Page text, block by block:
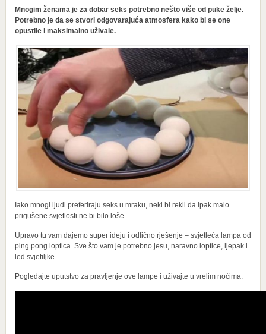
Mnogim ženama je za dobar seks potrebno nešto više od puke želje.
Potrebno je da se stvori odgovarajuća atmosfera kako bi se one
opustile i maksimalno uživale.
Iako mnogi ljudi preferiraju seks u mraku, neki bi rekli da ipak malo
prigušene svjetlosti ne bi bilo loše.
Upravo tu vam dajemo super ideju i odlično rješenje – svjetleća lampa od
ping pong loptica. Sve što vam je potrebno jesu, naravno loptice, ljepak i
led svjetiljke.
Pogledajte uputstvo za pravljenje ove lampe i uživajte u vrelim noćima.